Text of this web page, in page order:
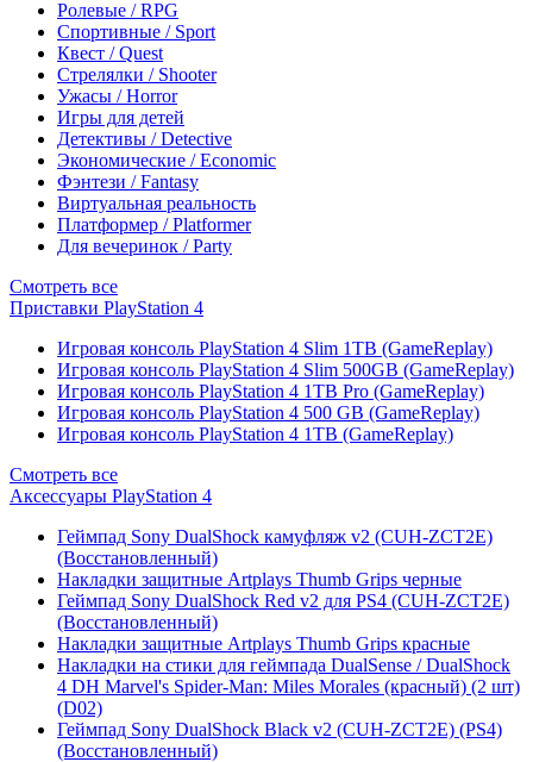
Ролевые / RPG
Спортивные / Sport
Квест / Quest
Стрелялки / Shooter
Ужасы / Horror
Игры для детей
Детективы / Detective
Экономические / Economic
Фэнтези / Fantasy
Виртуальная реальность
Платформер / Platformer
Для вечеринок / Party
Смотреть все
Приставки PlayStation 4
Игровая консоль PlayStation 4 Slim 1TB (GameReplay)
Игровая консоль PlayStation 4 Slim 500GB (GameReplay)
Игровая консоль PlayStation 4 1TB Pro (GameReplay)
Игровая консоль PlayStation 4 500 GB (GameReplay)
Игровая консоль PlayStation 4 1TB (GameReplay)
Смотреть все
Аксессуары PlayStation 4
Геймпад Sony DualShock камуфляж v2 (CUH-ZCT2E)
(Восстановленный)
Накладки защитные Artplays Thumb Grips черные
Геймпад Sony DualShock Red v2 для PS4 (CUH-ZCT2E)
(Восстановленный)
Накладки защитные Artplays Thumb Grips красные
Накладки на стики для геймпада DualSense / DualShock
4 DH Marvel's Spider-Man: Miles Morales (красный) (2 шт)
(D02)
Геймпад Sony DualShock Black v2 (CUH-ZCT2E) (PS4)
(Восстановленный)